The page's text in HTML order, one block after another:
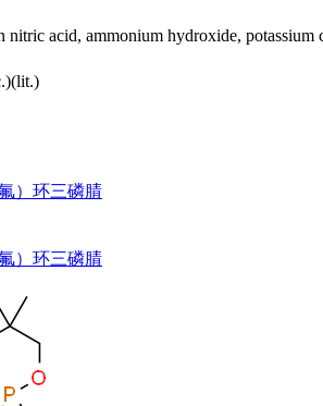
nitric acid, ammonium hydroxide,
）环三磷腈
）环三磷腈